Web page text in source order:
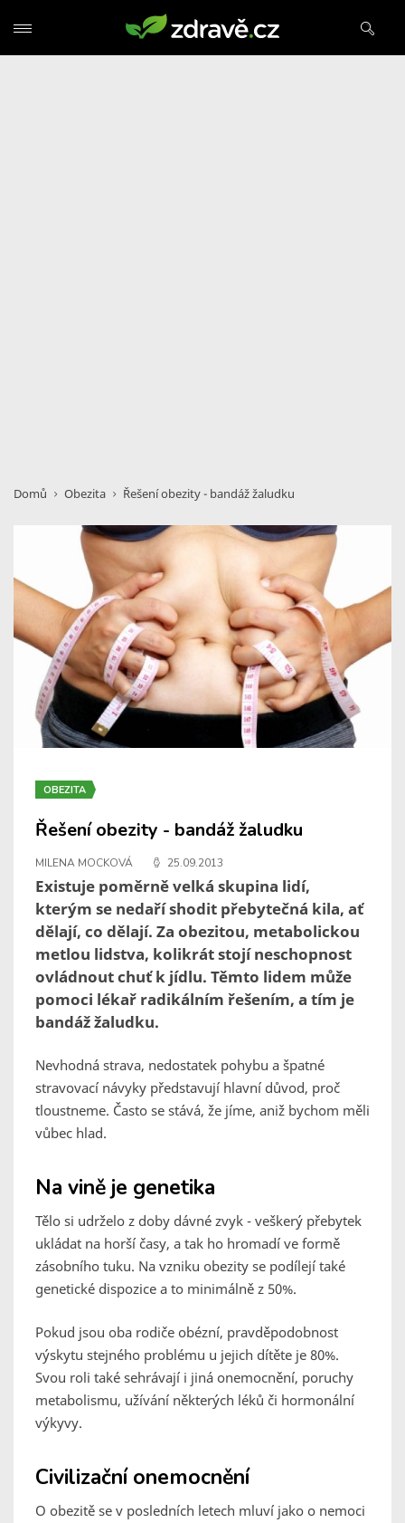
Domů Obezita Řešení obezity - bandáž žaludku
OBEZITA
Řešení obezity - bandáž žaludku
MILENA MOCKOVÁ 25.09.2013
Existuje poměrně velká skupina lidí,
kterým se nedaří shodit přebytečná kila, ať
dělají, co dělají. Za obezitou, metabolickou
metlou lidstva, kolikrát stojí neschopnost
ovládnout chuť k jídlu. Těmto lidem může
pomoci lékař radikálním řešením, a tím je
bandáž žaludku.
Nevhodná strava, nedostatek pohybu a špatné
stravovací návyky představují hlavní důvod, proč
tloustneme. Často se stává, že jíme, aniž bychom měli
vůbec hlad.
Na vině je genetika
Tělo si udrželo z doby dávné zvyk - veškerý přebytek
ukládat na horší časy, a tak ho hromadí ve formě
zásobního tuku. Na vzniku obezity se podílejí také
genetické dispozice a to minimálně z 50%.
Pokud jsou oba rodiče obézní, pravděpodobnost
výskytu stejného problému u jejich dítěte je 80%.
Svou roli také sehrávají i jiná onemocnění, poruchy
metabolismu, užívání některých léků či hormonální
výkyvy.
Civilizační onemocnění
O obezitě se v posledních letech mluví jako o nemoci